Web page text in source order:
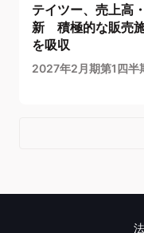
テイツー、売上高
新 積極的な販売
を吸収
2027年2月期第1四半